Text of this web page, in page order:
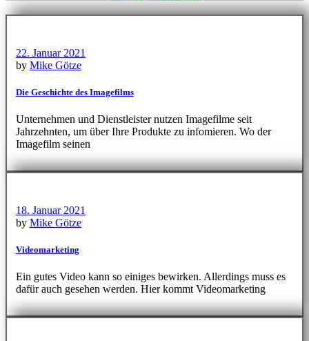
22. Januar 2021
by Mike Götze
Die Geschichte des Imagefilms
Unternehmen und Dienstleister nutzen Imagefilme seit
Jahrzehnten, um über Ihre Produkte zu infomieren. Wo der
Imagefilm seinen
18. Januar 2021
by Mike Götze
Videomarketing
Ein gutes Video kann so einiges bewirken. Allerdings muss es
dafür auch gesehen werden. Hier kommt Videomarketing